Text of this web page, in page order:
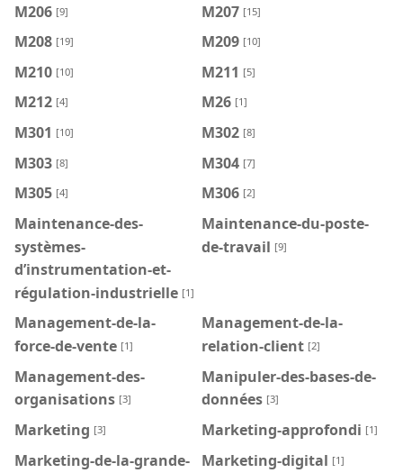
M206 [9] M207 [15]
M208 [19] M209 [10]
M210 [10] M211 [5]
M212 [4] M26 [1]
M301 [10] M302 [8]
M303 [8] M304 [7]
M305 [4] M306 [2]
Maintenance-des-
systèmes-
d’instrumentation-et-
régulation-industrielle [1]
Maintenance-du-poste-
de-travail [9]
Management-de-la-
force-de-vente [1]
Management-de-la-
relation-client [2]
Management-des-
organisations [3]
Manipuler-des-bases-de-
données [3]
Marketing [3] Marketing-approfondi [1]
Marketing-de-la-grande-
Marketing-digital [1]